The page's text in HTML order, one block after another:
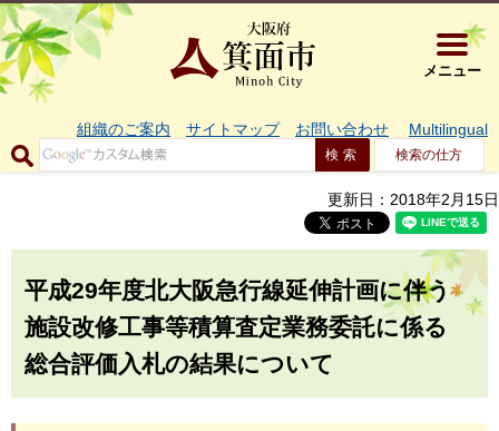
大阪府箕
メニュー
組織のご案内 サイトマップ お問い合わせ Multilingual
検索の仕方
更新日：2018年2月15日
平成29年度北大阪急行線延伸計画に伴う
施設改修工事等積算査定業務委託に係る
総合評価入札の結果について